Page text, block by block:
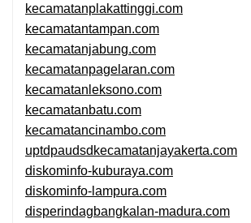
kecamatanplakattinggi.com
kecamatantampan.com
kecamatanjabung.com
kecamatanpagelaran.com
kecamatanleksono.com
kecamatanbatu.com
kecamatancinambo.com
uptdpaudsdkecamatanjayakerta.com
diskominfo-kuburaya.com
diskominfo-lampura.com
disperindagbangkalan-madura.com